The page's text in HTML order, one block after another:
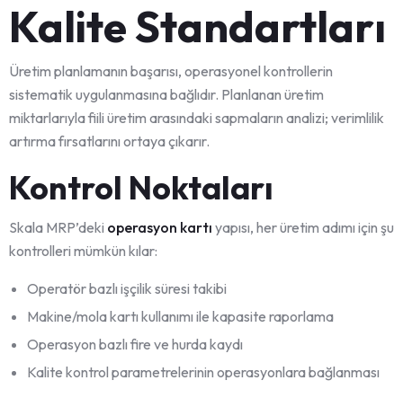
Kalite Standartları
Üretim planlamanın başarısı, operasyonel kontrollerin
sistematik uygulanmasına bağlıdır. Planlanan üretim
miktarlarıyla fiili üretim arasındaki sapmaların analizi; verimlilik
artırma fırsatlarını ortaya çıkarır.
Kontrol Noktaları
Skala MRP’deki operasyon kartı yapısı, her üretim adımı için şu
kontrolleri mümkün kılar:
Operatör bazlı işçilik süresi takibi
Makine/mola kartı kullanımı ile kapasite raporlama
Operasyon bazlı fire ve hurda kaydı
Kalite kontrol parametrelerinin operasyonlara bağlanması